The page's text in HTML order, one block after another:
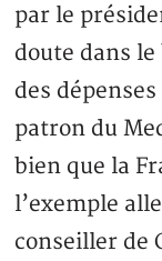
par le
doute dans le
des
patron du
bien que la
l’exemple
conseiller de